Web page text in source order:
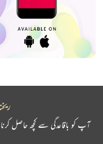
آپ کو باقاعدگی سے کچھ حاصل